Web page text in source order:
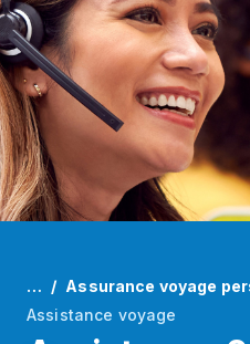
…
Assurance voyage
Assistance voyage